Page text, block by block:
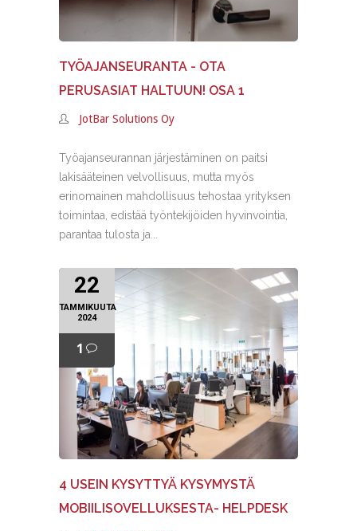
TYÖAJANSEURANTA - OTA
PERUSASIAT HALTUUN! OSA 1
JotBar Solutions Oy
Työajanseurannan järjestäminen on paitsi
lakisääteinen velvollisuus, mutta myös
erinomainen mahdollisuus tehostaa yrityksen
toimintaa, edistää työntekijöiden hyvinvointia,
parantaa tulosta ja...
22
TAMMIKUUTA
2024
1
4 USEIN KYSYTTYÄ KYSYMYSTÄ
MOBIILISOVELLUKSESTA- HELPDESK